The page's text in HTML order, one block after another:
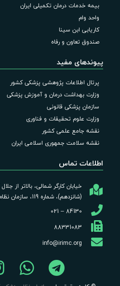
بیمه خدمات درمان تکمیلی ایران
واحد وام
کاریابی ابن سینا
صندوق تعاون و رفاه
پیوندهای مفید
پرتال اطلاعات پژوهشی پزشکی کشور
وزارت بهداشت درمان و آموزش پزشکی
سازمان پزشکی قانونی
وزارت علوم تحقیقات و فناوری
نقشه جامع علمی کشور
نقشه سلامت جمهوری اسلامی ایران
اطلاعات تماس
خیابان کارگر شمالی، بالاتر از
(شانزدهم)، شماره 119، سازمان نظام پزشکی کل کشور
84130 – 021
88331083
info@irimc.org